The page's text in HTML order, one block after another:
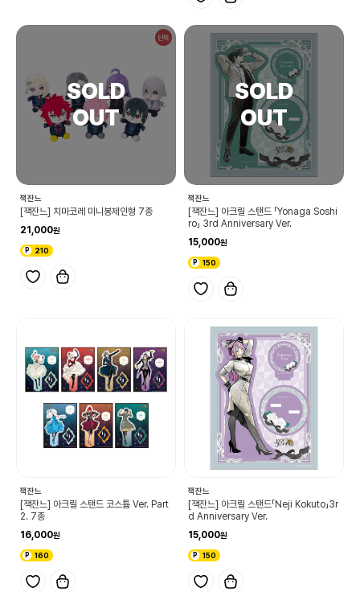
단독
잭잔느
[잭잔느] 치마코레 미니봉제인형 7종
21,000
210
잭잔느
[잭잔느] 아크릴 스탠드 「Yonaga Soshi
ro」 3rd Anniversary Ver.
15,000
150
잭잔느
[잭잔느] 아크릴 스탠드 코스튬 Ver. Part
2. 7종
16,000
160
잭잔느
[잭잔느] 아크릴 스탠드「Neji Kokuto」3r
d Anniversary Ver.
15,000
150